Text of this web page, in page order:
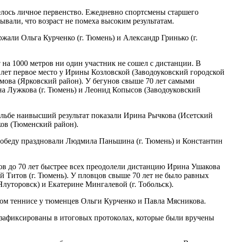
личное первенство. Ежедневно спортсмены старшего
что возраст не помеха высоким результатам.
Ольга Курченко (г. Тюмень) и Александр Гринько (г.
1000 метров ни один участник не сошел с дистанции. В
первое место у Ирины Козловской (Заводоуковский городской
(Ярковский район). У бегунов свыше 70 лет самыми
Лужкова (г. Тюмень) и Леонид Копысов (Заводоуковский
наивысший результат показали Ирина Рычкова (Исетский
(Тюменский район).
праздновали Людмила Паньшина (г. Тюмень) и Константин
до 70 лет быстрее всех преодолели дистанцию Ирина Ушакова
Титов (г. Тюмень). У пловцов свыше 70 лет не было равных
и Екатерине Мингалевой (г. Тобольск).
теннисе у тюменцев Ольги Курченко и Павла Мясникова.
в итоговых протоколах, которые были вручены